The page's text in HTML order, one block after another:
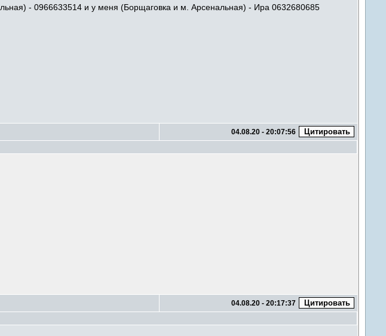
- 0966633514 и у меня (Борщаговка и м. Арсенальная) - Ира 0632680685
04.08.20 - 20:07:56
04.08.20 - 20:17:37